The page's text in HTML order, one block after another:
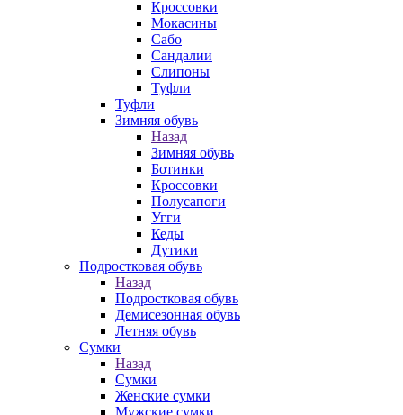
Кроссовки
Мокасины
Сабо
Сандалии
Слипоны
Туфли
Туфли
Зимняя обувь
Назад
Зимняя обувь
Ботинки
Кроссовки
Полусапоги
Угги
Кеды
Дутики
Подростковая обувь
Назад
Подростковая обувь
Демисезонная обувь
Летняя обувь
Сумки
Назад
Сумки
Женские сумки
Мужские сумки